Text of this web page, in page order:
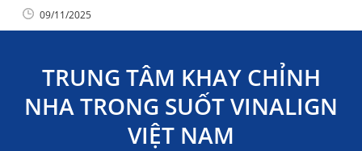
09/11/2025
TRUNG TÂM KHAY CHỈNH
NHA TRONG SUỐT VINALIGN
VIỆT NAM